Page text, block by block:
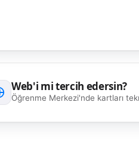
Web'i mi tercih edersin?
Öğrenme Merkezi'nde kartları